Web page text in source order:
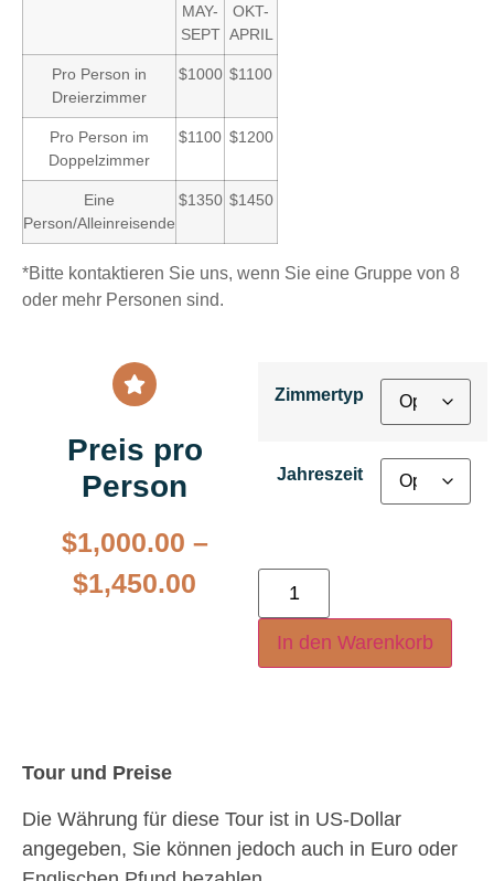
MAY-
SEPT
OKT-
APRIL
Pro Person in
Dreierzimmer
$1000 $1100
Pro Person im
Doppelzimmer
$1100 $1200
Eine
Person/Alleinreisende
$1350 $1450
*Bitte kontaktieren Sie uns, wenn Sie eine Gruppe von 8
oder mehr Personen sind.
Preis pro
Person
$1,000.00 –
$1,450.00
Zimmertyp
Jahreszeit
In den Warenkorb
Tour und Preise
Die Währung für diese Tour ist in US-Dollar
angegeben, Sie können jedoch auch in Euro oder